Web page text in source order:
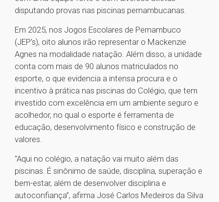
disputando provas nas piscinas pernambucanas.
Em 2025, nos Jogos Escolares de Pernambuco
(JEP’s), oito alunos irão representar o Mackenzie
Agnes na modalidade natação. Além disso, a unidade
conta com mais de 90 alunos matriculados no
esporte, o que evidencia a intensa procura e o
incentivo à prática nas piscinas do Colégio, que tem
investido com excelência em um ambiente seguro e
acolhedor, no qual o esporte é ferramenta de
educação, desenvolvimento físico e construção de
valores.
"Aqui no colégio, a natação vai muito além das
piscinas. É sinônimo de saúde, disciplina, superação e
bem-estar, além de desenvolver disciplina e
autoconfiança”, afirma José Carlos Medeiros da Silva